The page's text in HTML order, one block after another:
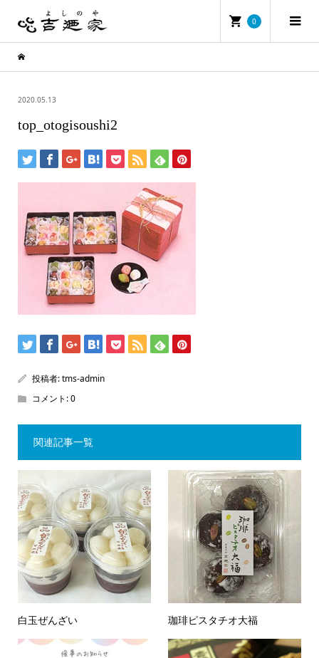
0
2020.05.13
top_otogisoushi2
投稿者:tms-admin
コメント:0
関連記事一覧
白玉ぜんざい 珈琲ピスタチオ大福